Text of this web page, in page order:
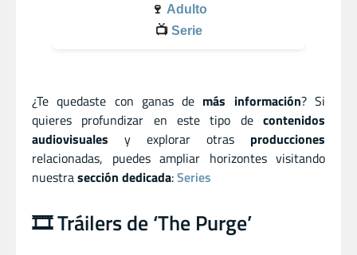
🍷 Adulto
📺 Serie
¿Te quedaste con ganas de más información? Si
quieres profundizar en este tipo de contenidos
audiovisuales y explorar otras producciones
relacionadas, puedes ampliar horizontes visitando
nuestrasección dedicada:Series
🎞️ Tráilers de ‘The Purge’